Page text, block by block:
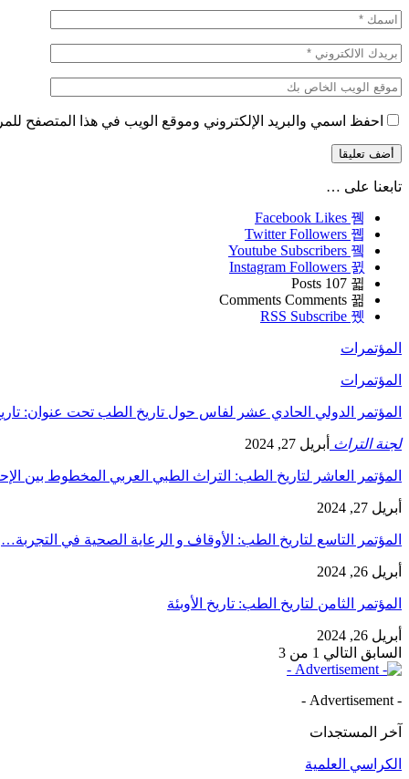
احفظ اسمي والبريد الإلكتروني وموقع الويب في هذا المتصفح
تابعنا على …
Facebook Likes
Twitter Followers
Youtube Subscribers
Instagram Followers
107
Posts
Comments Comments
RSS Subscribe
المؤتمرات
المؤتمرات
المؤتمر الدولي الحادي عشر لفاس حول تاريخ الطب تحت عنوان:
لجنة التراث أبريل 27, 2024
المؤتمر العاشر لتاريخ الطب: التراث الطبي العربي المخطوط بين
أبريل 27, 2024
المؤتمر التاسع لتاريخ الطب: الأوقاف و الرعاية الصحية في التجربة…
أبريل 26, 2024
المؤتمر الثامن لتاريخ الطب: تاريخ الأوبئة
أبريل 26, 2024
السابق التالي 1 من 3
- Advertisement -
آخر المستجدات
الكراسي العلمية